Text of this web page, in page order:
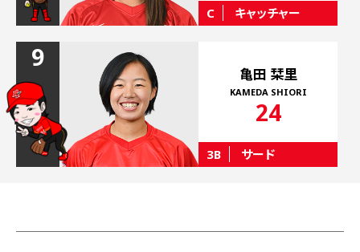
C キャッチャー
9
亀田 栞里
KAMEDA SHIORI
24
3B サード